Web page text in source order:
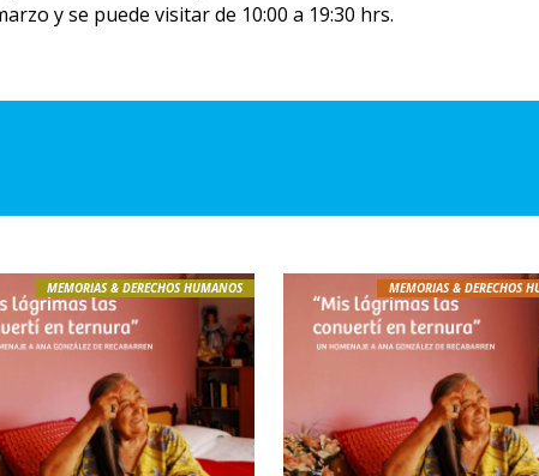
y se puede visitar de 10:00 a 19:30 hrs.
MEMORIAS & DERECHOS HUMANOS MEMORIAS & DERECHOS